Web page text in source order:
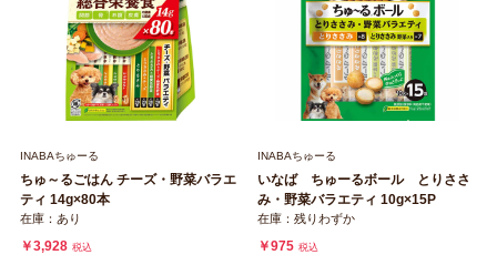
INABAちゅーる
ちゅ～るごはん チーズ・野菜バラエ
ティ 14g×80本
在庫：あり
￥3,928 税込
INABAちゅーる
いなば ちゅーるボール とりささ
み・野菜バラエティ 10g×15P
在庫：残りわずか
￥975 税込